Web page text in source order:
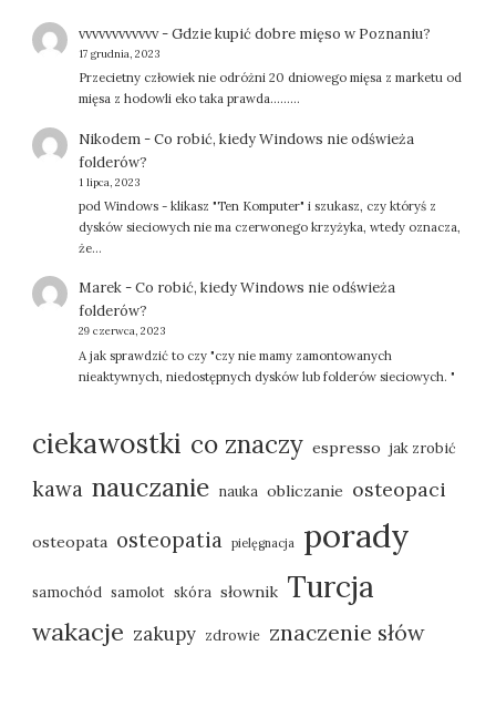
vvvvvvvvvvvv-Gdzie kupić dobre mięso w Poznaniu?
17 grudnia, 2023
Przecietny człowiek nie odróżni 20 dniowego mięsa z marketu od
mięsa z hodowli eko taka prawda.........
Nikodem-Co robić, kiedy Windows nie odświeża
folderów?
1 lipca, 2023
pod Windows - klikasz "Ten Komputer" i szukasz, czy któryś z
dysków sieciowych nie ma czerwonego krzyżyka, wtedy oznacza,
że…
Marek-Co robić, kiedy Windows nie odświeża
folderów?
29 czerwca, 2023
A jak sprawdzić to czy "czy nie mamy zamontowanych
nieaktywnych, niedostępnych dysków lub folderów sieciowych. "
ciekawostki co znaczy espresso jak zrobić
kawa nauczanie nauka obliczanie osteopaci
osteopata osteopatia pielęgnacja porady
samochód samolot skóra słownik Turcja
wakacje zakupy zdrowie znaczenie słów